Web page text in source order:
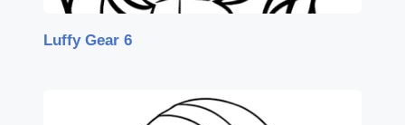
Luffy Gear 6